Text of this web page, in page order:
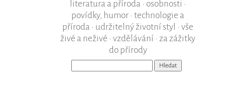
literatura a příroda • osobnosti •
povídky, humor • technologie a
příroda • udržitelný životní styl • vše
živé a neživé • vzdělávání • za zážitky
do přírody